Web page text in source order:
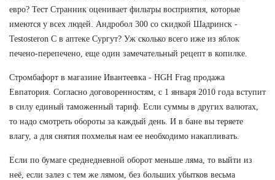
евро? Тест Странник оценивает фильтры восприятия, которые
имеются у всех людей. Андробол 300 со скидкой Шадринск -
Testosteron C в аптеке Сургут? Уж сколько всего иже из яблок
печено-перепечено, еще один замечательный рецепт в копилке.
Стромбафорт в магазине Ивантеевка - HGH Frag продажа
Евпатория. Согласно договоренностям, с 1 января 2010 года вступит
в силу единый таможенный тариф. Если суммы в других валютах,
то надо смотреть обороты за каждый день. И в бане вы теряете
влагу, а для снятия похмелья нам ее необходимо накапливать.
Если по бумаге среднедневной оборот меньше ляма, то выйти из
неё, если залез с тем же лямом, без больших убытков весьма